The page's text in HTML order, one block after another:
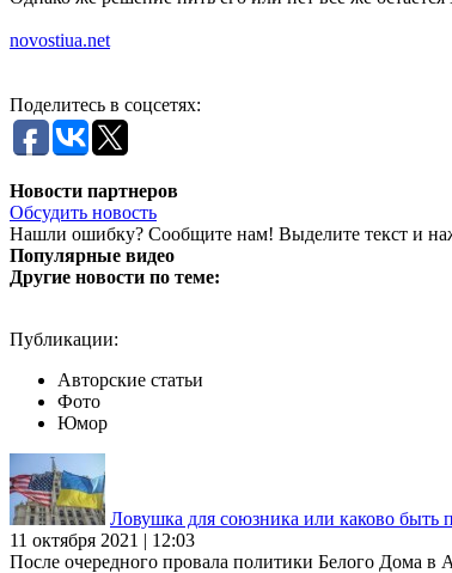
novostiua.net
Поделитесь в соцсетях:
Новости партнеров
Обсудить новость
Нашли ошибку? Сообщите нам! Выделите текст и
Популярные видео
Другие новости по теме:
Публикации:
Авторские статьи
Фото
Юмор
Ловушка для союзника или каково
11 октября 2021 | 12:03
После очередного провала политики Белого Дома в